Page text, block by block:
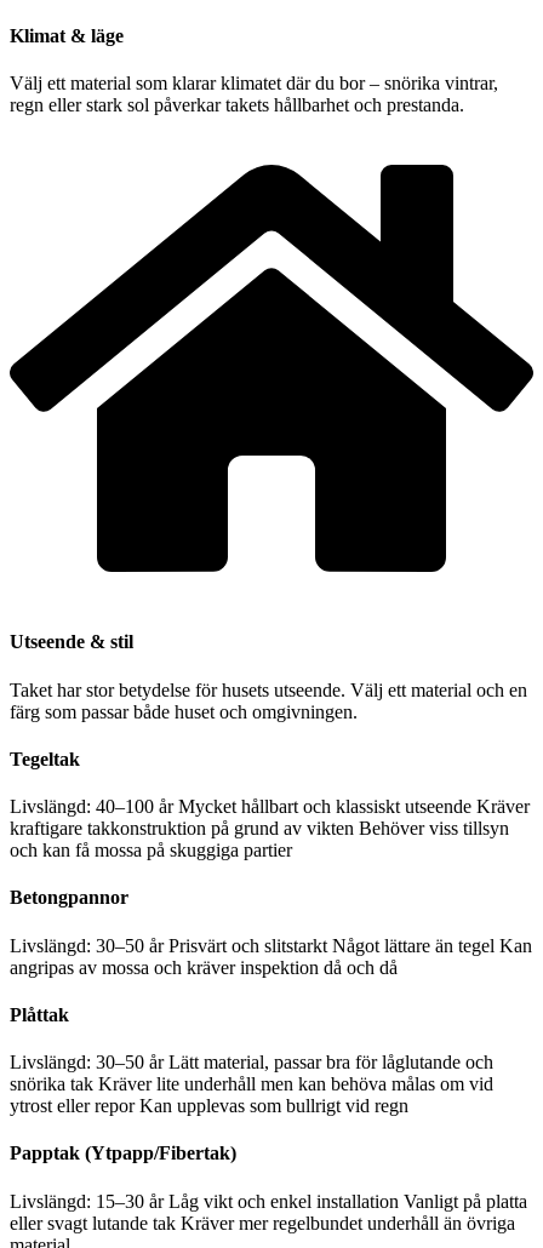
Klimat & läge
Välj ett material som klarar klimatet där du bor – snörika vintrar,
regn eller stark sol påverkar takets hållbarhet och prestanda.
Utseende & stil
Taket har stor betydelse för husets utseende. Välj ett material och en
färg som passar både huset och omgivningen.
Tegeltak
Livslängd: 40–100 år Mycket hållbart och klassiskt utseende Kräver
kraftigare takkonstruktion på grund av vikten Behöver viss tillsyn
och kan få mossa på skuggiga partier
Betongpannor
Livslängd: 30–50 år Prisvärt och slitstarkt Något lättare än tegel Kan
angripas av mossa och kräver inspektion då och då
Plåttak
Livslängd: 30–50 år Lätt material, passar bra för låglutande och
snörika tak Kräver lite underhåll men kan behöva målas om vid
ytrost eller repor Kan upplevas som bullrigt vid regn
Papptak (Ytpapp/Fibertak)
Livslängd: 15–30 år Låg vikt och enkel installation Vanligt på platta
eller svagt lutande tak Kräver mer regelbundet underhåll än övriga